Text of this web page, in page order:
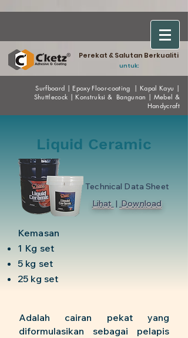
Perekat & Salutan Berkualiti
untuk:
Surfboard |EpoxyFloor-coating |Kapal Kayu |
Shuttlecock |Konstruksi & Bangunan | Mebel &
Handycraft
Liquid Ceramic
Kemasan
1 Kg set
5 kg set
25 kg set
Technical Data Sheet
Lihat | Download
Adalah cairan pekat yang
diformulasikan sebagai pelapis